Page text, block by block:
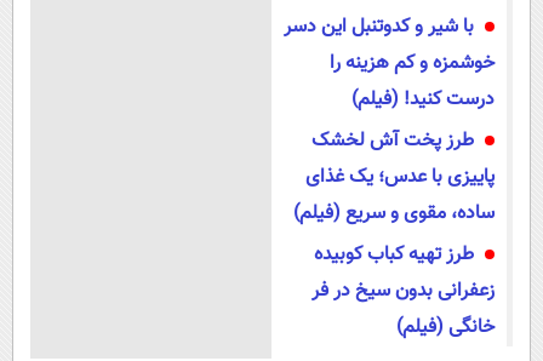
با شیر و کدوتنبل این دسر
خوشمزه و کم هزینه را
درست کنید! (فیلم)
طرز پخت آش لخشک
پاییزی با عدس؛ یک غذای
ساده، مقوی و سریع (فیلم)
طرز تهیه کباب کوبیده
زعفرانی بدون سیخ در فر
خانگی (فیلم)